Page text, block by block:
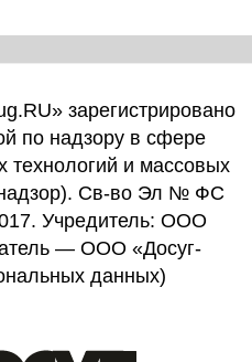
зарегистрировано
по надзору в сфере
и массовых
Св-во Эл № ФС
Учредитель: ООО
— ООО «Досуг-
данных)